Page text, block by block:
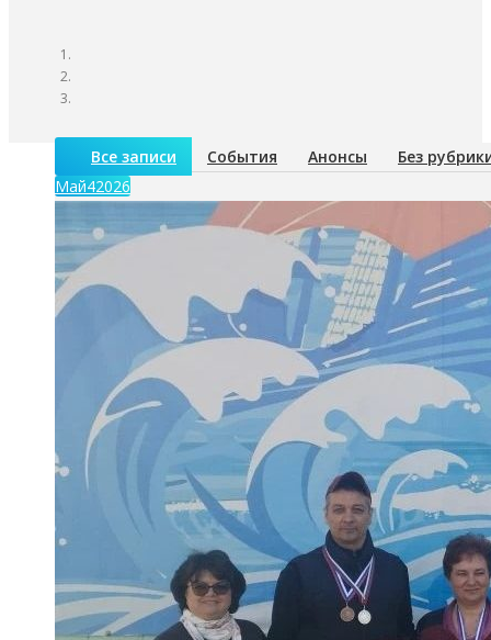
Все записи События Анонсы
Без
Май42026